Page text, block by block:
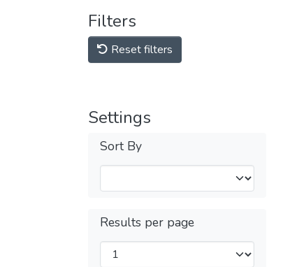
Filters
Reset filters
Settings
Sort By
Results per page